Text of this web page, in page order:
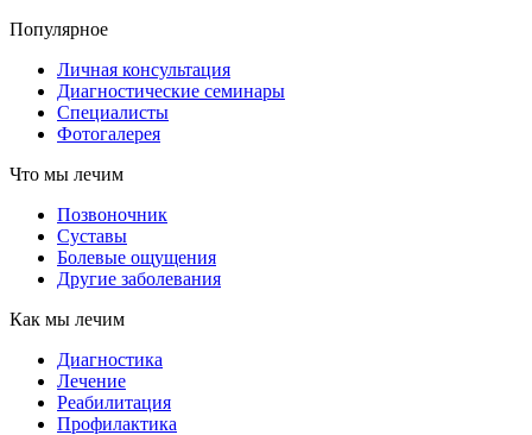
Популярное
Личная консультация
Диагностические семинары
Специалисты
Фотогалерея
Что мы лечим
Позвоночник
Суставы
Болевые ощущения
Другие заболевания
Как мы лечим
Диагностика
Лечение
Реабилитация
Профилактика